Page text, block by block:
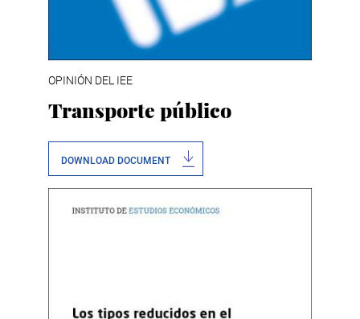
OPINIÓN DEL IEE
Transporte público
DOWNLOAD DOCUMENT